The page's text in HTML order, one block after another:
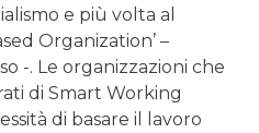
e più volta al
Organization’ –
-. Le organizzazioni che
di Smart Working
di basare il lavoro